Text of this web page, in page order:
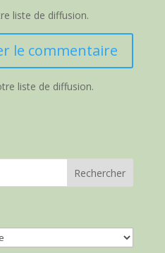
liste de diffusion.
liste de diffusion.